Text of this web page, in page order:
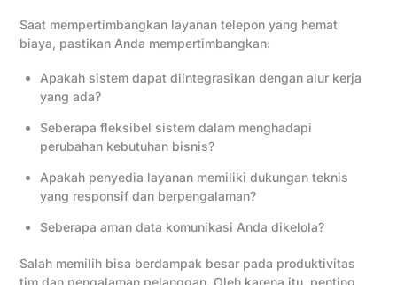
Saat mempertimbangkan layanan telepon yang hemat
biaya, pastikan Anda mempertimbangkan:
Apakah sistem dapat diintegrasikan dengan alur kerja
yang ada?
Seberapa fleksibel sistem dalam menghadapi
perubahan kebutuhan bisnis?
Apakah penyedia layanan memiliki dukungan teknis
yang responsif dan berpengalaman?
Seberapa aman data komunikasi Anda dikelola?
Salah memilih bisa berdampak besar pada produktivitas
tim dan pengalaman pelanggan. Oleh karena itu, penting